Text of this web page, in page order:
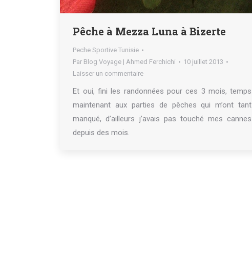
Pêche à Mezza Luna à Bizerte
Peche Sportive Tunisie
Par Blog Voyage | Ahmed Ferchichi
10 juillet 2013
Laisser un commentaire
Et oui, fini les randonnées pour ces 3 mois, temps
maintenant aux parties de pêches qui m’ont tant
manqué, d’ailleurs j’avais pas touché mes cannes
depuis des mois.